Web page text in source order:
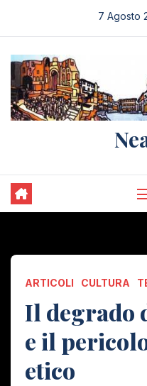
contenuto
7 Agosto
ARTICOLI CULTURA
Il degrado
e il
etico